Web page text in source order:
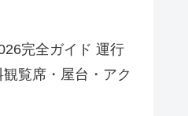
完全ガイド 運行
覧席・屋台・アク